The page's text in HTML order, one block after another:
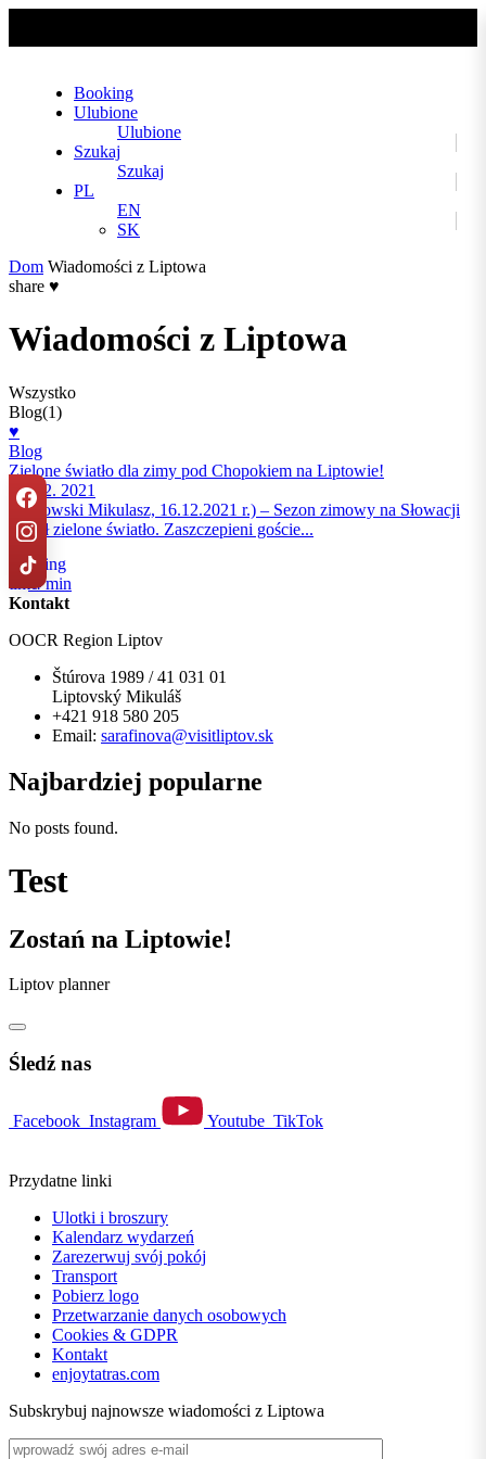
Booking
Ulubione
Ulubione
Szukaj
Szukaj
PL
EN
SK
Dom Wiadomości z Liptowa
share ♥
Wiadomości z Liptowa
Wszystko
Blog(1)
♥
Blog
Zielone światło dla zimy pod Chopokiem na Liptowie!
15. 12. 2021
(Liptowski Mikulasz, 16.12.2021 r.) – Sezon zimowy na Słowacji
dostał zielone światło. Zaszczepieni goście...
4 min
Kontakt
OOCR Region Liptov
Štúrova 1989 / 41 031 01
Liptovský Mikuláš
+421 918 580 205
Email: sarafinova@visitliptov.sk
Najbardziej popularne
No posts found.
Test
Zostań na Liptowie!
Liptov planner
Śledź nas
Facebook Instagram Youtube TikTok
Przydatne linki
Ulotki i broszury
Kalendarz wydarzeń
Zarezerwuj svój pokój
Transport
Pobierz logo
Przetwarzanie danych osobowych
Cookies & GDPR
Kontakt
enjoytatras.com
Subskrybuj najnowsze wiadomości z Liptowa